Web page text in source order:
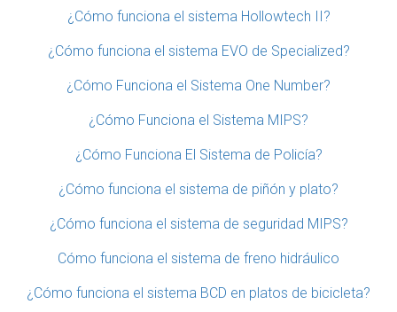
¿Cómo funciona el sistema Hollowtech II?
¿Cómo funciona el sistema EVO de Specialized?
¿Cómo Funciona el Sistema One Number?
¿Cómo Funciona el Sistema MIPS?
¿Cómo Funciona El Sistema de Policía?
¿Cómo funciona el sistema de piñón y plato?
¿Cómo funciona el sistema de seguridad MIPS?
Cómo funciona el sistema de freno hidráulico
¿Cómo funciona el sistema BCD en platos de bicicleta?